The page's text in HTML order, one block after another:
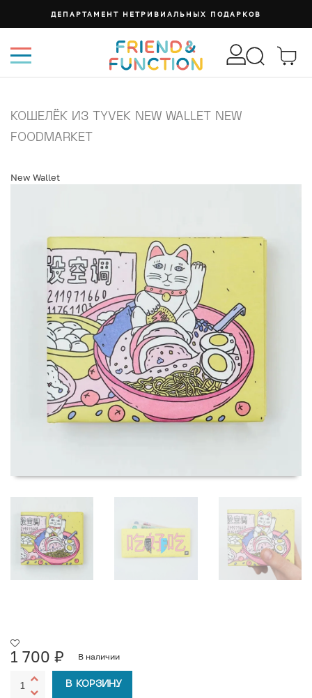
ДЕПАРТАМЕНТ НЕТРИВИАЛЬНЫХ ПОДАРКОВ
КОШЕЛЁК ИЗ TYVEK NEW WALLET NEW
FOODMARKET
New Wallet
1 700 ₽ В наличии
В КОРЗИНУ